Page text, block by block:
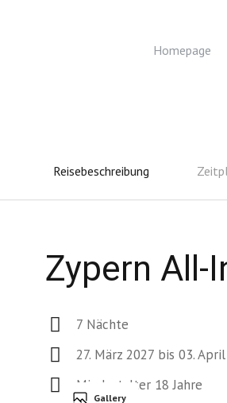
Homepage
Reisebeschreibung
Zypern All-
7 Nächte
27. März 2027 bis 03.
Mindestalter 18 Jahre
Gallery